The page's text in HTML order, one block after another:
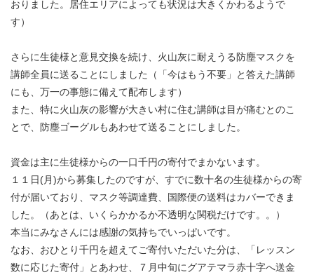
おりました。居住エリアによっても状況は大きくかわるようで
す）
さらに生徒様と意見交換を続け、火山灰に耐えうる防塵マスクを
講師全員に送ることにしました（「今はもう不要」と答えた講師
にも、万一の事態に備えて配布します）
また、特に火山灰の影響が大きい村に住む講師は目が痛むとのこ
とで、防塵ゴーグルもあわせて送ることにしました。
資金は主に生徒様からの一口千円の寄付でまかないます。
１１日(月)から募集したのですが、すでに数十名の生徒様からの寄
付が届いており、マスク等調達費、国際便の送料はカバーできま
した。（あとは、いくらかかるか不透明な関税だけです。。）
本当にみなさんには感謝の気持ちでいっぱいです。
なお、おひとり千円を超えてご寄付いただいた分は、「レッスン
数に応じた寄付」とあわせ、７月中旬にグアテマラ赤十字へ送金